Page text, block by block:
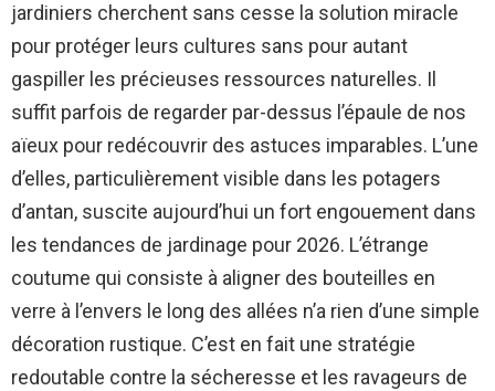
jardiniers cherchent sans cesse la solution miracle
pour protéger leurs cultures sans pour autant
gaspiller les précieuses ressources naturelles. Il
suffit parfois de regarder par-dessus l’épaule de nos
aïeux pour redécouvrir des astuces imparables. L’une
d’elles, particulièrement visible dans les potagers
d’antan, suscite aujourd’hui un fort engouement dans
les tendances de jardinage pour 2026. L’étrange
coutume qui consiste à aligner des bouteilles en
verre à l’envers le long des allées n’a rien d’une simple
décoration rustique. C’est en fait une stratégie
redoutable contre la sécheresse et les ravageurs de